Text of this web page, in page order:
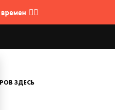
🤷‍♂️
ЗДЕСЬ